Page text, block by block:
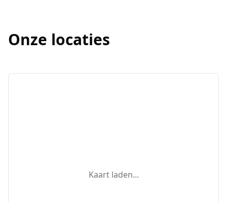
Onze locaties
Kaart laden...